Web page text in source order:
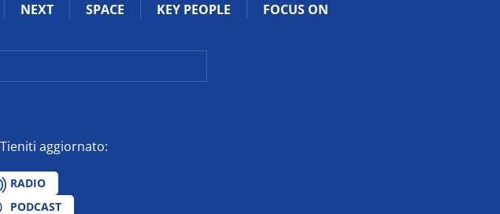
NEXT SPACE KEY PEOPLE FOCUS ON
Tieniti aggiornato:
RADIO
PODCAST